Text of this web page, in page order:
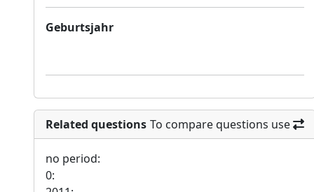
Geburtsjahr
Related questions To compare questions use
no period:
0: